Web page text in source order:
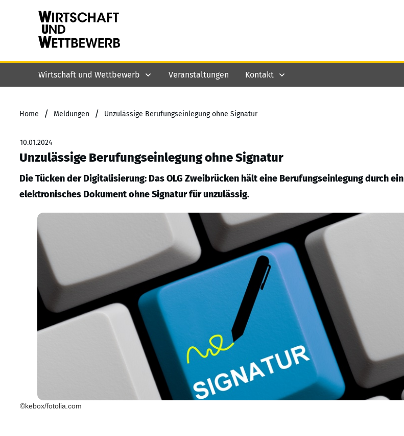
Wirtschaft und Wettbewerb Veranstaltungen Kontakt
Home / Meldungen / Unzulässige Berufungseinlegung ohne Signatur
10.01.2024
Unzulässige Berufungseinlegung ohne Signatur
Die Tücken der Digitalisierung: Das OLG Zweibrücken hält eine Berufungseinlegung durch ein
elektronisches Dokument ohne Signatur für unzulässig.
©kebox/fotolia.com